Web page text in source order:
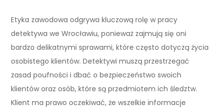
Etyka zawodowa odgrywa kluczową rolę w pracy
detektywa we Wrocławiu, ponieważ zajmują się oni
bardzo delikatnymi sprawami, które często dotyczą życia
osobistego klientów. Detektywi muszą przestrzegać
zasad poufności i dbać o bezpieczeństwo swoich
klientów oraz osób, które są przedmiotem ich śledztw.
Klient ma prawo oczekiwać, że wszelkie informacje